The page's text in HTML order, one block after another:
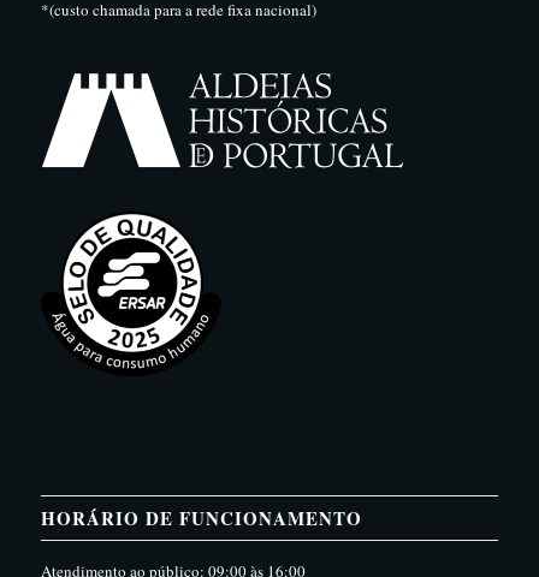
*(custo chamada para a rede fixa nacional)
HORÁRIO DE FUNCIONAMENTO
Atendimento ao público: 09:00 às 16:00